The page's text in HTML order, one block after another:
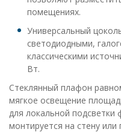
помещениях.
Универсальный
светодиодными,
классическими
Вт.
Стеклянный плафон
мягкое освещение
для локальной
монтируется на стену или